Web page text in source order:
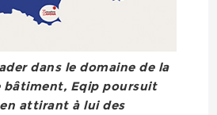
dans le domaine de la
bâtiment, Eqip poursuit
attirant à lui des